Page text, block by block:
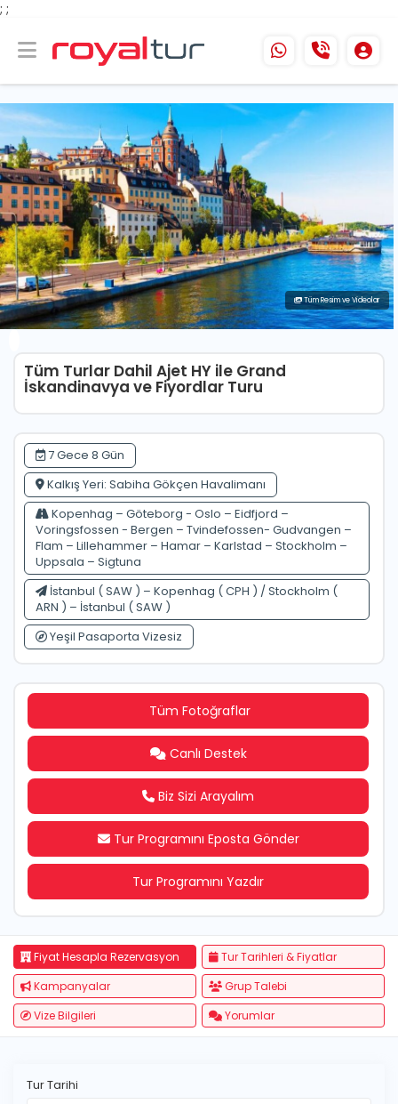
; ;
Tüm Resim ve Videolar
Tüm Turlar Dahil Ajet HY ile Grand
İskandinavya ve Fiyordlar Turu
7 Gece 8 Gün
Kalkış Yeri: Sabiha Gökçen Havalimanı
Kopenhag – Göteborg - Oslo – Eidfjord –
Voringsfossen - Bergen – Tvindefossen- Gudvangen –
Flam – Lillehammer – Hamar – Karlstad – Stockholm –
Uppsala – Sigtuna
İstanbul ( SAW ) – Kopenhag ( CPH ) / Stockholm (
ARN ) – İstanbul ( SAW )
Yeşil Pasaporta Vizesiz
Tüm Fotoğraflar
Canlı Destek
Biz Sizi Arayalım
Tur Programını Eposta Gönder
Tur Programını Yazdır
Fiyat Hesapla Rezervasyon
Tur Tarihleri & Fiyatlar
Kampanyalar
Grup Talebi
Vize Bilgileri
Yorumlar
Tur Tarihi